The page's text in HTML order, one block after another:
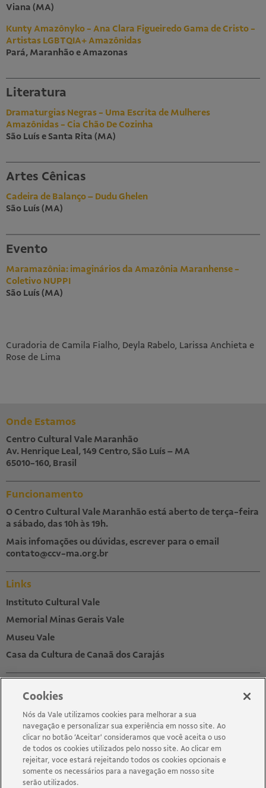
Viana (MA)
Kunty Amazônyko - Ana Clara Figueiredo Gama de Cristo -
Artistas LGBTQIA+ Amazônidas
Pará, Maranhão e Amazonas
Literatura
Dramaturgias Negras - Uma Escrita de Mulheres
Amazônidas - Cia Chão De Cozinha
São Luís e Santa Rita (MA)
Artes Cênicas
Cadeira de Balanço – Dudu Ghelen
São Luís (MA)
Evento
Maramazônia: imaginários da Amazônia Maranhense -
Coletivo NUPPI
São Luís (MA)
Curadoria de Camila Fialho, Deyla Rabelo, Larissa Anchieta e
Rose de Lima
Onde Estamos
Centro Cultural Vale Maranhão
Av. Henrique Leal, 149 Centro, São Luís – MA
65010-160, Brasil
Funcionamento
O Centro Cultural Vale Maranhão está aberto de terça-feira
a sábado, das 10h às 19h.
Mais infomações ou dúvidas, escrever para o email
contato@ccv-ma.org.br
Inscreva-se para receber
a programação:
Links
Instituto Cultural Vale
Memorial Minas Gerais Vale
Museu Vale
Casa da Cultura de Canaã dos Carajás
Cookies
Nós da Vale utilizamos cookies para melhorar a sua
navegação e personalizar sua experiência em nosso site. Ao
clicar no botão ‘Aceitar' consideramos que você aceita o uso
de todos os cookies utilizados pelo nosso site. Ao clicar em
rejeitar, voce estará rejeitando todos os cookies opcionais e
somente os necessários para a navegação em nosso site
serão utilizados.